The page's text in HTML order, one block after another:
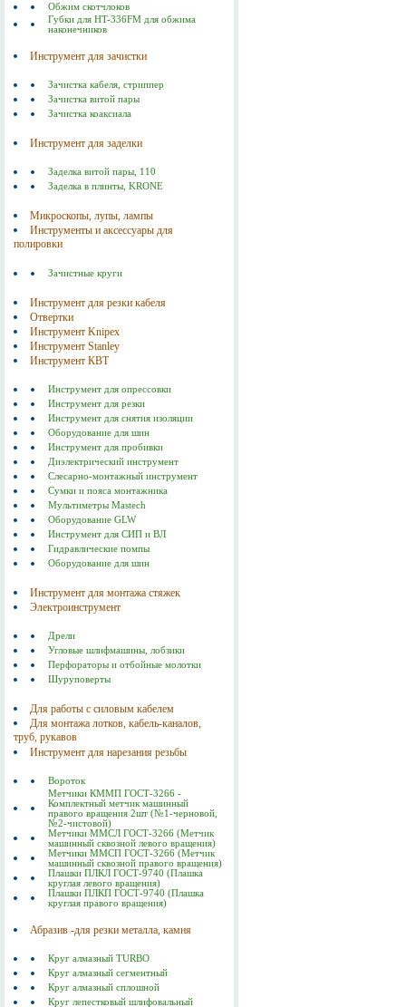
Обжим скотчлоков
Губки для HT-336FM для обжима
наконечников
Инструмент для зачистки
Зачистка кабеля, стриппер
Зачистка витой пары
Зачистка коаксиала
Инструмент для заделки
Заделка витой пары, 110
Заделка в плинты, KRONE
Микроскопы, лупы, лампы
Инструменты и аксессуары для
полировки
Зачистные круги
Инструмент для резки кабеля
Отвертки
Инструмент Knipex
Инструмент Stanley
Инструмент КВТ
Инструмент для опрессовки
Инструмент для резки
Инструмент для снятия изоляции
Оборудование для шин
Инструмент для пробивки
Диэлектрический инструмент
Слесарно-монтажный инструмент
Сумки и пояса монтажника
Мультиметры Mastech
Оборудование GLW
Инструмент для СИП и ВЛ
Гидравлические помпы
Оборудование для шин
Инструмент для монтажа стяжек
Электроинструмент
Дрели
Угловые шлифмашины, лобзики
Перфораторы и отбойные молотки
Шуруповерты
Для работы с силовым кабелем
Для монтажа лотков, кабель-каналов,
труб, рукавов
Инструмент для нарезания резьбы
Вороток
Метчики КММП ГОСТ-3266 -
Комплектный метчик машинный
правого вращения 2шт (№1-черновой,
№2-чистовой)
Метчики ММСЛ ГОСТ-3266 (Метчик
машинный сквозной левого вращения)
Метчики ММСП ГОСТ-3266 (Метчик
машинный сквозной правого вращения)
Плашки ПЛКЛ ГОСТ-9740 (Плашка
круглая левого вращения)
Плашки ПЛКП ГОСТ-9740 (Плашка
круглая правого вращения)
Абразив -для резки металла, камня
Круг алмазный TURBO
Круг алмазный сегментный
Круг алмазный сплошной
Круг лепестковый шлифовальный